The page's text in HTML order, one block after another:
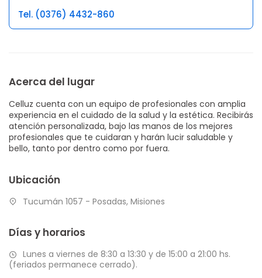
Tel. (0376) 4432-860
Acerca del lugar
Celluz cuenta con un equipo de profesionales con amplia
experiencia en el cuidado de la salud y la estética. Recibirás
atención personalizada, bajo las manos de los mejores
profesionales que te cuidaran y harán lucir saludable y
bello, tanto por dentro como por fuera.
Ubicación
Tucumán 1057 - Posadas, Misiones
Días y horarios
Lunes a viernes de 8:30 a 13:30 y de 15:00 a 21:00 hs.
(feriados permanece cerrado).